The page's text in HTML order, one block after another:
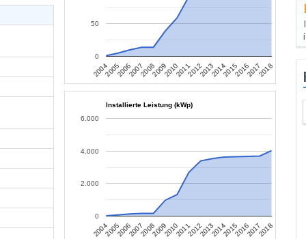
200420052006200720082009201020112012201320142015201620172018
0
50
Installierte Leistung (kWp)
200420052006200720082009201020112012201320142015201620172018
0
2.000
4.000
6.000